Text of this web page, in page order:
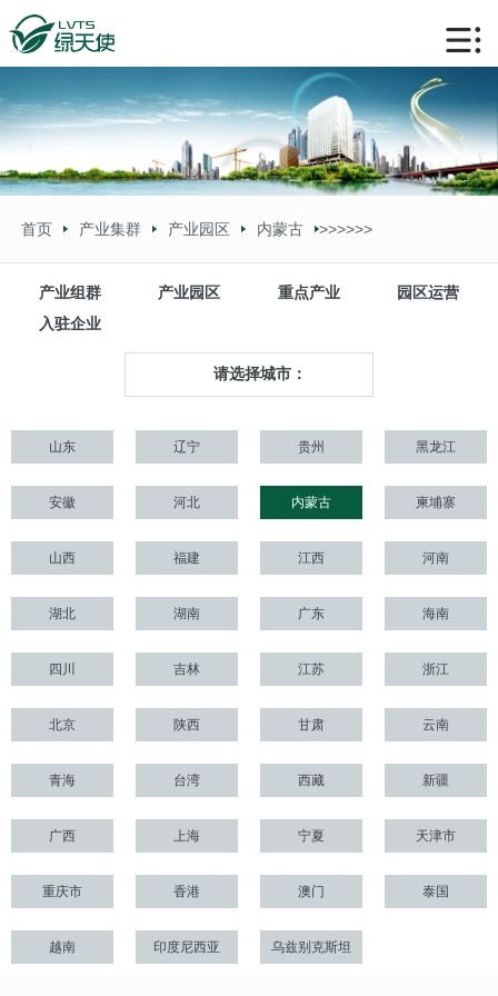
产业组群 产业园区 重点产业
园区运营
入驻企业
首页 >>
产业集群 >>
产业园区 >>
内蒙古
请选择城市：
山东 辽宁 贵州 黑龙江
安徽 河北 内蒙古 柬埔寨
山西 福建 江西 河南
湖北 湖南 广东 海南
四川 吉林 江苏 浙江
北京 陕西 甘肃 云南
青海 台湾 西藏 新疆
广西 上海 宁夏 天津市
重庆市 香港 澳门 泰国
越南 印度尼西亚 乌兹别克斯坦